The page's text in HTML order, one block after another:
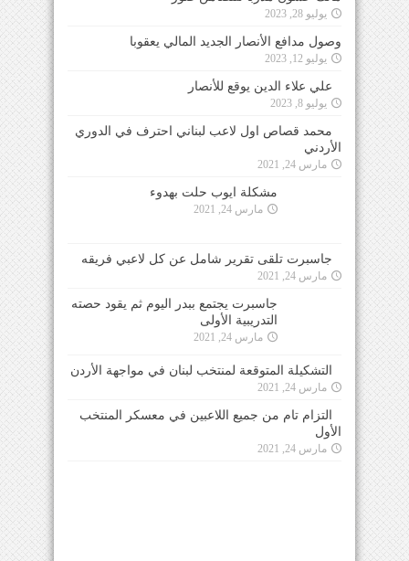
يوليو 28, 2023
وصول مدافع الأنصار الجديد المالي يعقوبا
يوليو 12, 2023
علي علاء الدين يوقع للأنصار
يوليو 8, 2023
محمد قصاص اول لاعب لبناني احترف في الدوري
الأردني
مارس 24, 2021
مشكلة ايوب حلت بهدوء
جاسبرت يجتمع ببدر اليوم ثم يقود حصته التدريبية
التشكيلة المتوقعة لمنتخب لبنان في مواجهة الأردن
التزام تام من جميع اللاعبين في معسكر المنتخب
مارس 24, 2021